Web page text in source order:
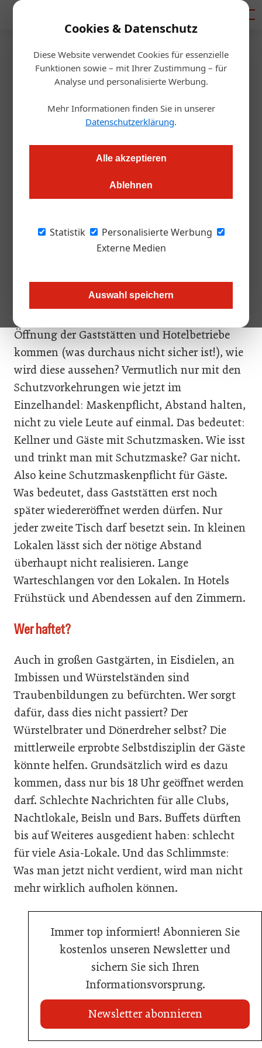
Cookies & Datenschutz
Diese Website verwendet Cookies für essenzielle
Funktionen sowie – mit Ihrer Zustimmung – für
Analyse und personalisierte Werbung.
Mehr Informationen finden Sie in unserer
Datenschutzerklärung.
Alle akzeptieren
Ablehnen
Statistik
Personalisierte Werbung
Externe Medien
Auswahl speichern
Startseite/Gastro & Hotel
So könnte es künftig
weitergehen mit der
Gastronomie und Hotellerie
Land kaum lohnt. Das könnte mit der Öffnung zumindest
einiger Läden besser werden. Viele Kunden haben aber
und die Zeit totschlägt.
Öffnung der Gaststätten und Hotelbetriebe
kommen (was durchaus nicht sicher ist!), wie
wird diese aussehen? Vermutlich nur mit den
Schutzvorkehrungen wie jetzt im
Einzelhandel: Maskenpflicht, Abstand halten,
nicht zu viele Leute auf einmal. Das bedeutet:
Kellner und Gäste mit Schutzmasken. Wie isst
und trinkt man mit Schutzmaske? Gar nicht.
Also keine Schutzmaskenpflicht für Gäste.
Was bedeutet, dass Gaststätten erst noch
später wiedereröffnet werden dürfen. Nur
jeder zweite Tisch darf besetzt sein. In kleinen
Lokalen lässt sich der nötige Abstand
überhaupt nicht realisieren. Lange
Warteschlangen vor den Lokalen. In Hotels
Frühstück und Abendessen auf den Zimmern.
Wer haftet?
Auch in großen Gastgärten, in Eisdielen, an
Imbissen und Würstelständen sind
Traubenbildungen zu befürchten. Wer sorgt
dafür, dass dies nicht passiert? Der
Würstelbrater und Dönerdreher selbst? Die
mittlerweile erprobte Selbstdisziplin der Gäste
könnte helfen. Grundsätzlich wird es dazu
kommen, dass nur bis 18 Uhr geöffnet werden
darf. Schlechte Nachrichten für alle Clubs,
Nachtlokale, Beisln und Bars. Buffets dürften
bis auf Weiteres ausgedient haben: schlecht
für viele Asia-Lokale. Und das Schlimmste:
Was man jetzt nicht verdient, wird man nicht
mehr wirklich aufholen können.
Immer top informiert! Abonnieren Sie
kostenlos unseren Newsletter und
sichern Sie sich Ihren
Informationsvorsprung.
Newsletter abonnieren